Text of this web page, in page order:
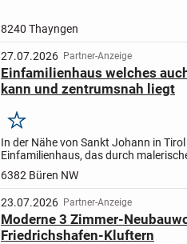
8240 Thayngen
27.07.2026 Partner-Anzeige
Einfamilienhaus welches
kann und zentrumsnah liegt
Merken
In der Nähe von Sankt Johann in
Einfamilienhaus, das durch
zentraler Lage zu Kirchdorf befindet.
6382 Büren NW
23.07.2026 Partner-Anzeige
Moderne 3 Zimmer-
Friedrichshafen-Kluftern